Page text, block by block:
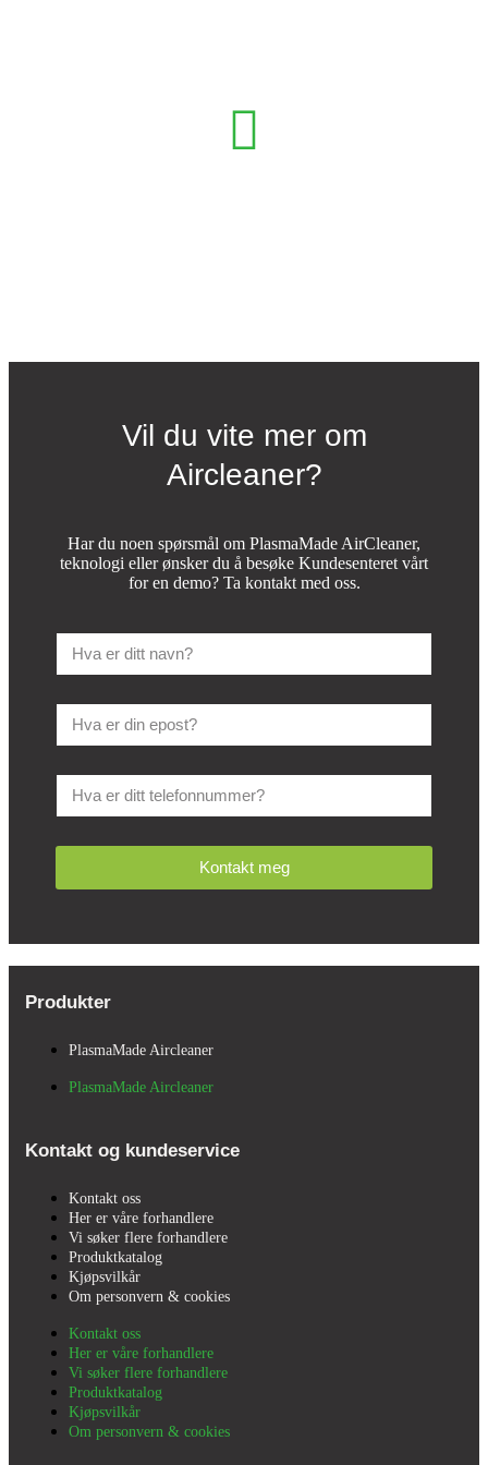
Vil du vite mer om
Aircleaner?
Har du noen spørsmål om PlasmaMade AirCleaner,
teknologi eller ønsker du å besøke Kundesenteret vårt
for en demo? Ta kontakt med oss.
Kontakt meg
Produkter
PlasmaMade Aircleaner
PlasmaMade Aircleaner
Kontakt og kundeservice
Kontakt oss
Her er våre forhandlere
Vi søker flere forhandlere
Produktkatalog
Kjøpsvilkår
Om personvern & cookies
Kontakt oss
Her er våre forhandlere
Vi søker flere forhandlere
Produktkatalog
Kjøpsvilkår
Om personvern & cookies